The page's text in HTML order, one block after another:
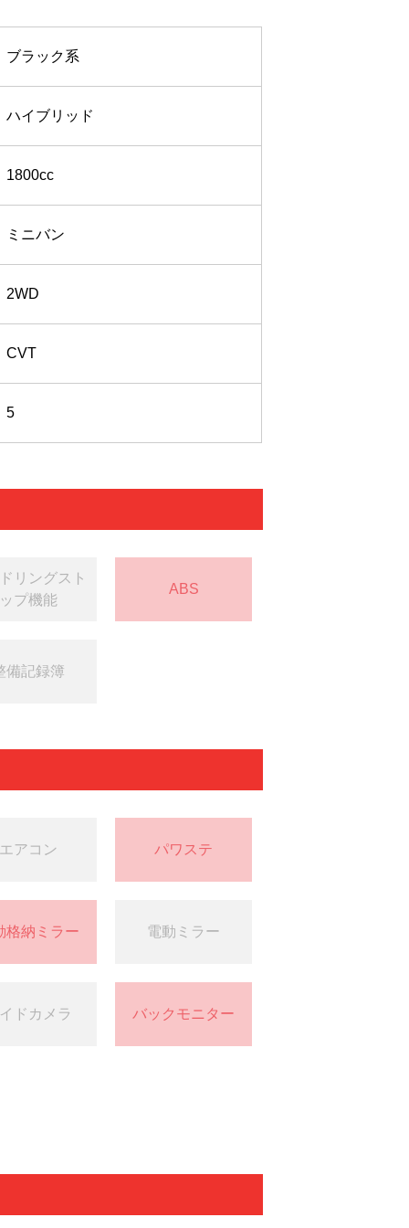
ブラック系
ハイブリッド
1800cc
ミニバン
2WD
CVT
5
リングスト
ップ機能
ABS
備記録簿
エアコン パワステ
格納ミラー 電動ミラー
ドカメラ バックモニター